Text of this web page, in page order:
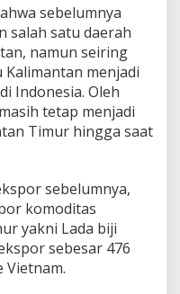
sebelumnya
salah satu daerah
namun seiring
menjadi
Indonesia. Oleh
tetap menjadi
Timur hingga saat
sebelumnya,
komoditas
yakni Lada biji
sebesar 476
Vietnam.